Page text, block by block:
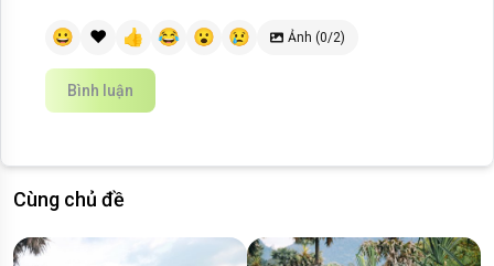
😀 ❤️ 👍 😂 😮 😢 Ảnh (0/2)
Bình luận
Cùng chủ đề